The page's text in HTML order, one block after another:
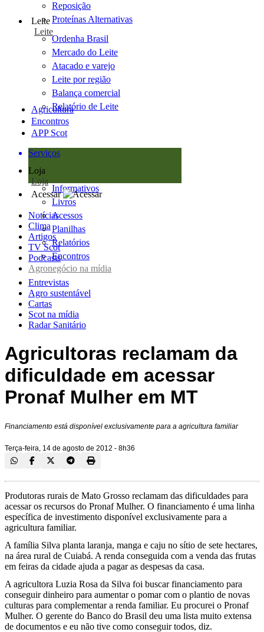
Reposição
Proteínas Alternativas
Leite
Leite
Ordenha Brasil
Mercado do Leite
Atacado e varejo
Leite por região
Balança comercial
Relatório de Leite
Agricultura
Encontros
APP Scot
Serviços
Loja
Loja
Informativos
Livros
Acessos
Planilhas
Relatórios
Encontros
Acessar
Notícias
Clima
Artigos
TV Scot
Podcasts
Agronegócio na mídia
Entrevistas
Agro sustentável
Cartas
Scot na mídia
Radar Sanitário
Agricultoras reclamam da
dificuldade em acessar
Pronaf Mulher em MT
Financiamento está disponível exclusivamente para a agricultura familiar
Terça-feira, 14 de agosto de 2012 - 8h36
Produtoras rurais de Mato Grosso reclamam das dificuldades para
acessar os recursos do Pronaf Mulher. O financiamento é uma linha
específica de investimento disponível exclusivamente para a
agricultura familiar.
A família Silva planta laranja, manga e caju no sítio de sete hectares,
na área rural de Cuiabá. A renda conseguida com a venda das frutas
em feiras da cidade ajuda a pagar as despesas da casa.
A agricultora Luzia Rosa da Silva foi buscar financiamento para
conseguir dinheiro para aumentar o pomar com o plantio de novas
culturas para complementar a renda familiar. Eu procurei o Pronaf
Mulher. O gerente do Banco do Brasil deu uma lista muito extensa
de documentos e eu não tive como conseguir todos, diz.